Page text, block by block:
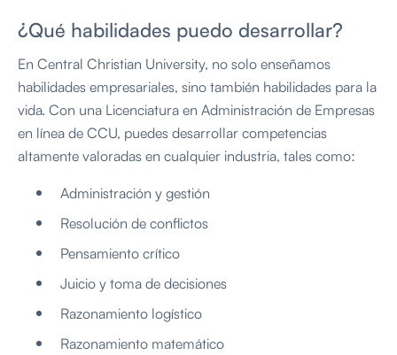
¿Qué habilidades puedo desarrollar?
En Central Christian University, no solo enseñamos
habilidades empresariales, sino también habilidades para la
vida. Con una Licenciatura en Administración de Empresas
en línea de CCU, puedes desarrollar competencias
altamente valoradas en cualquier industria, tales como:
Administración y gestión
Resolución de conflictos
Pensamiento crítico
Juicio y toma de decisiones
Razonamiento logístico
Razonamiento matemático